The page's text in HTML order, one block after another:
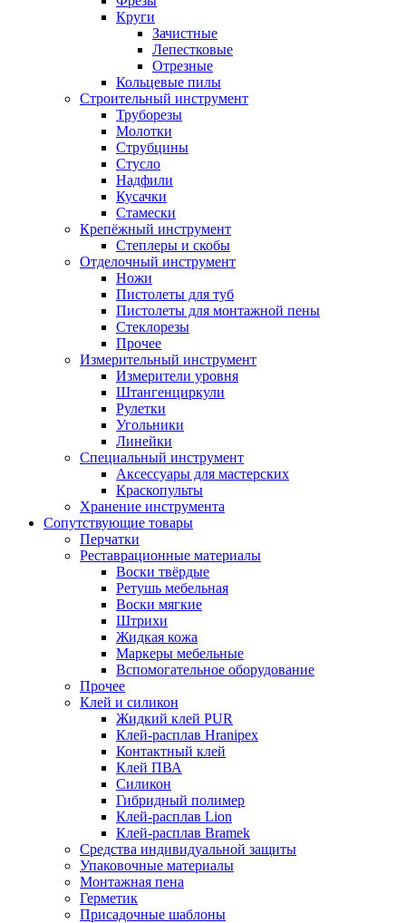
Круги
Зачистные
Лепестковые
Отрезные
Кольцевые пилы
Строительный инструмент
Труборезы
Молотки
Струбцины
Стусло
Надфили
Кусачки
Стамески
Крепёжный инструмент
Степлеры и скобы
Отделочный инструмент
Ножи
Пистолеты для туб
Пистолеты для монтажной пены
Стеклорезы
Прочее
Измерительный инструмент
Измерители уровня
Штангенциркули
Рулетки
Угольники
Линейки
Специальный инструмент
Аксессуары для мастерских
Краскопульты
Хранение инструмента
Сопутствующие товары
Перчатки
Реставрационные материалы
Воски твёрдые
Ретушь мебельная
Воски мягкие
Штрихи
Жидкая кожа
Маркеры мебельные
Вспомогательное оборудование
Прочее
Клей и силикон
Жидкий клей PUR
Клей-расплав Hranipex
Контактный клей
Клей ПВА
Силикон
Гибридный полимер
Клей-расплав Lion
Клей-расплав Bramek
Средства индивидуальной защиты
Упаковочные материалы
Монтажная пена
Герметик
Присадочные шаблоны